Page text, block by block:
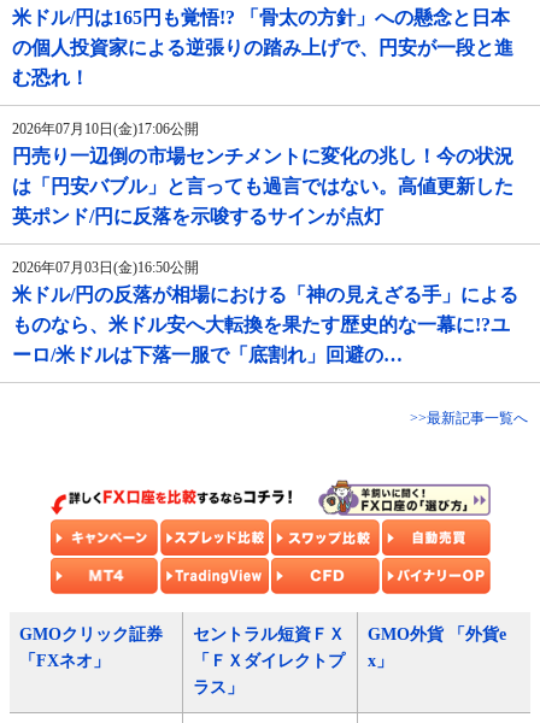
米ドル/円は165円も覚悟!? 「骨太の方針」への懸念と日本
の個人投資家による逆張りの踏み上げで、円安が一段と進
む恐れ！
2026年07月10日(金)17:06公開
円売り一辺倒の市場センチメントに変化の兆し！今の状況
は「円安バブル」と言っても過言ではない。高値更新した
英ポンド/円に反落を示唆するサインが点灯
2026年07月03日(金)16:50公開
米ドル/円の反落が相場における「神の見えざる手」による
ものなら、米ドル安へ大転換を果たす歴史的な一幕に!?ユ
ーロ/米ドルは下落一服で「底割れ」回避の…
>>最新記事一覧へ
GMOクリック証券
「FXネオ」
セントラル短資ＦＸ
「ＦＸダイレクトプ
ラス」
GMO外貨 「外貨e
x」